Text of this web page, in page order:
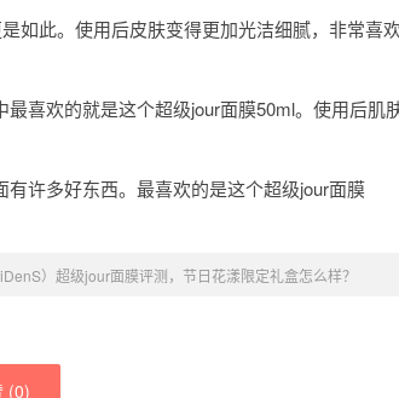
如此。使用后皮肤变得更加光洁细腻，非常喜
喜欢的就是这个超级jour面膜50ml。使用后肌
许多好东西。最喜欢的是这个超级jour面膜
）超级jour面膜评测，节日花漾限定礼盒怎么样？
(0)